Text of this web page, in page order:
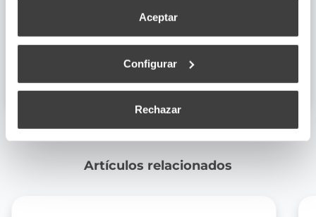
Aceptar
Configurar
Rechazar
Declaración de Conformidad CE
Artículos relacionados